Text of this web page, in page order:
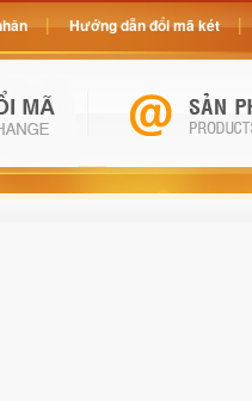
Hướng dẫn đổi mã két